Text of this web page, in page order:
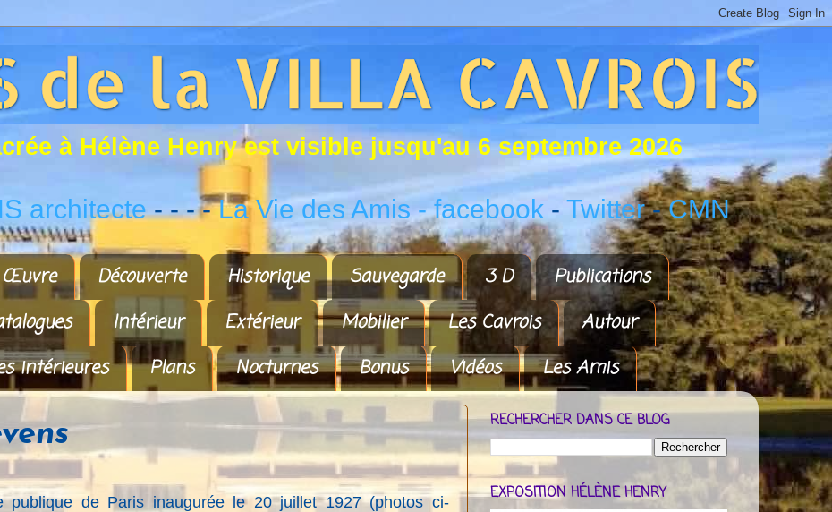
crée à Hé ène Henry est visi b e jusqu'au 6 septembre 2026
architecte- - - -La Vie des Amis- facebook - Twitter -CMN
Œuvre Découverte Historique Sauvegarde 3 D
Publications
Intérieur Extérieur Mobilier Les Cavrois
Autour
intérieures Plans Nocturnes Bonus Vidéos Les Amis
publique de Paris inaugurée le 20 juillet 1927 (photos ci-
RECHERCHER DANS CE BLOG
EXPOSITION HÉLÈNE HENRY